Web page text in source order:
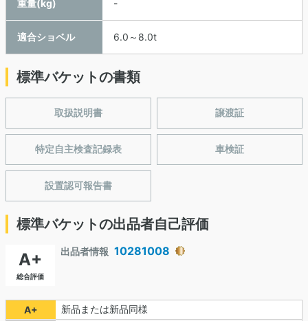
重量(kg) -
適合ショベル 6.0～8.0t
標準バケットの書類
取扱説明書 譲渡証
特定自主検査記録表 車検証
設置認可報告書
標準バケットの出品者自己評価
A+
総合評価
出品者情報 10281008
A+
新品または新品同様